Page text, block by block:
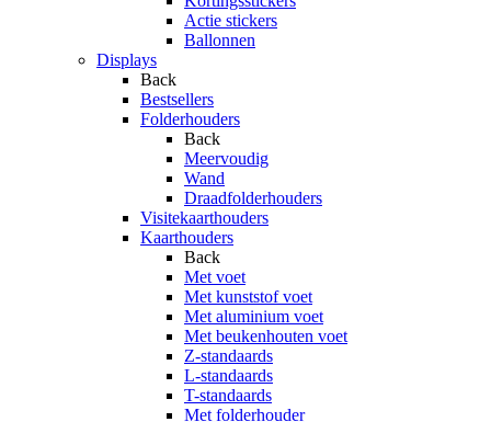
Actie stickers
Ballonnen
Displays
Back
Bestsellers
Folderhouders
Back
Meervoudig
Wand
Draadfolderhouders
Visitekaarthouders
Kaarthouders
Back
Met voet
Met kunststof voet
Met aluminium voet
Met beukenhouten voet
Z-standaards
L-standaards
T-standaards
Met folderhouder